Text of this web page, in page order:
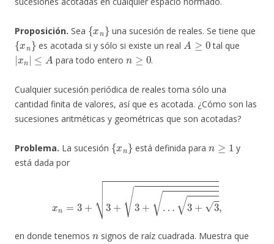
Proposición. Sea
{x }
una sucesión de reales. Se tiene que
{xn}
es acotada si y sólo si existe un real
A≥0
tal que
|xn| ≤A
para todo entero
n≥0
.
Cualquier sucesión periódica de reales toma sólo una
cantidad finita de valores, así que es acotada. ¿Cómo son las
sucesiones aritméticas y geométricas que son acotadas?
Problema. La sucesión
{x }
está definida para
y
está dada por
n=3+3+3+…3+3,
en donde tenemos
signos de raíz cuadrada. Muestra que